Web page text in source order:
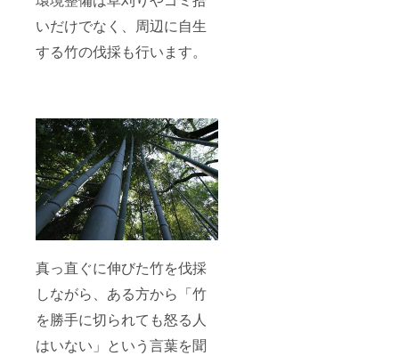
いだけでなく、周辺に自生
する竹の伐採も行います。
真っ直ぐに伸びた竹を伐採
しながら、ある方から「竹
を勝手に切られても怒る人
はいない」という言葉を聞